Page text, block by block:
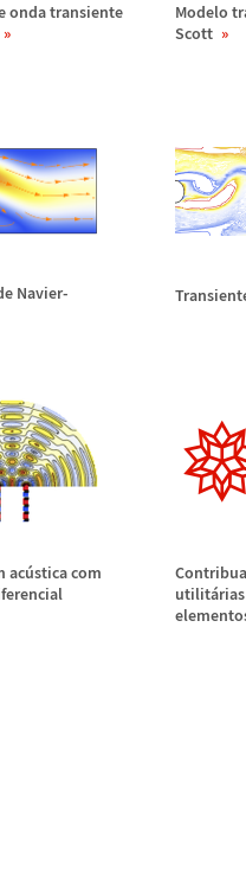
onda transiente
Modelo
Scott
Navier-
acústica com
utilitá